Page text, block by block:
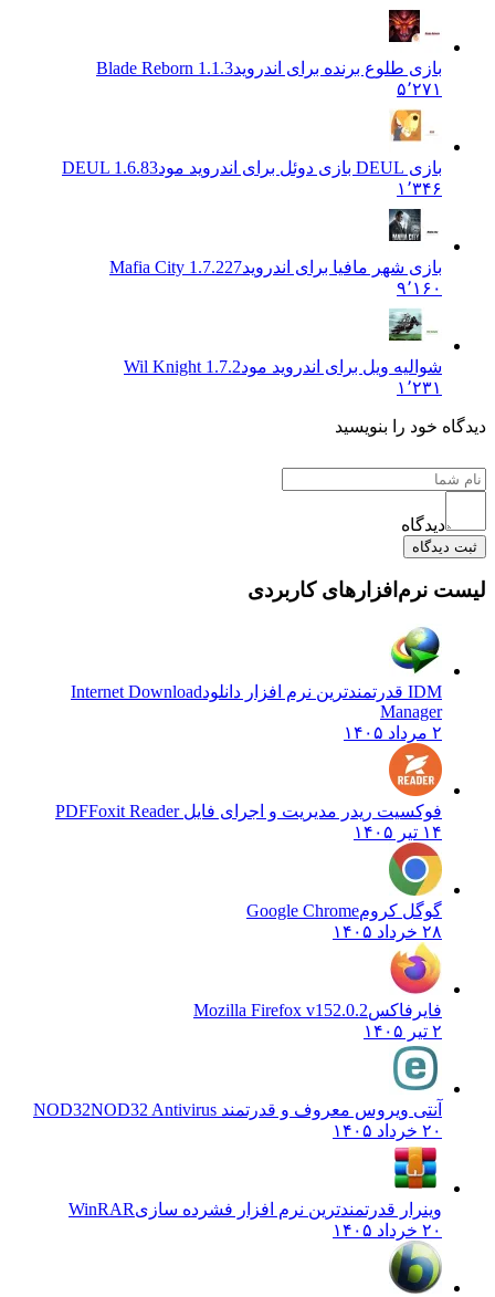
بازی طلوع برنده برای اندروید1.1.3 Blade Reborn
۵٬۲۷۱
بازی DEUL بازی دوئل برای اندروید مود
DEUL 1.6.83
۱٬۳۴۶
بازی شهر مافیا برای اندرویدMafia City 1.7.227
۹٬۱۶۰
شوالیه ویل برای اندروید مودWil Knight 1.7.2
۱٬۲۳۱
دیدگاه خود را بنویسید
دیدگاه
ثبت دیدگاه
لیست نرم‌افزارهای کاربردی
IDM قدرتمندترین نرم افزار دانلود
Internet Download
Manager
۲ مرداد ۱۴۰۵
فوکسیت ریدر مدیریت و اجرای فایل PDFFoxit Reader
۱۴ تیر ۱۴۰۵
گوگل کرومGoogle Chrome
۲۸ خرداد ۱۴۰۵
فایرفاکسMozilla Firefox v152.0.2
۲ تیر ۱۴۰۵
آنتی ویروس معروف و قدرتمند NOD32 NOD32 Antivirus
۲۰ خرداد ۱۴۰۵
وینرار قدرتمندترین نرم افزار فشرده سازیWinRAR
۲۰ خرداد ۱۴۰۵